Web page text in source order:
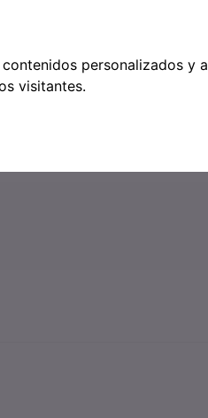
personalizados y
visitantes.